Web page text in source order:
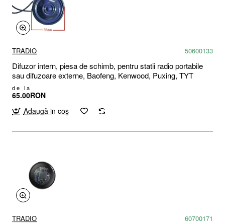
TRADIO 50600133
Difuzor intern, piesa de schimb, pentru statii radio portabile
sau difuzoare externe, Baofeng, Kenwood, Puxing, TYT
de la
65.00RON
Adaugă in coş
TRADIO 60700171